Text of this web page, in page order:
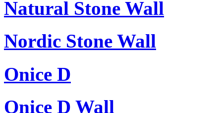
Natural Stone Wall
Nordic Stone Wall
Onice D
Onice D Wall